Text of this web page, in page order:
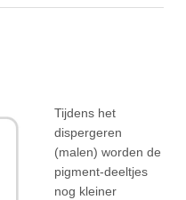
Tijdens het
dispergeren
(malen) worden de
pigment-deeltjes
nog kleiner